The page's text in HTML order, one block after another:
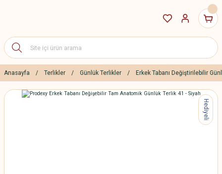
Anasayfa Terlikler Günlük Terlikler Erkek Tabanı Değiştirilebilir
Hediyeli